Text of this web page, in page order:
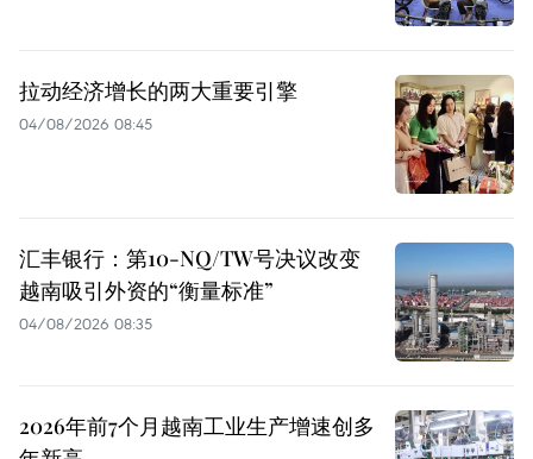
拉动经济增长的两大重要引擎
04/08/2026 08:45
汇丰银行：第10-NQ/TW号决议改变
越南吸引外资的“衡量标准”
04/08/2026 08:35
2026年前7个月越南工业生产增速创多